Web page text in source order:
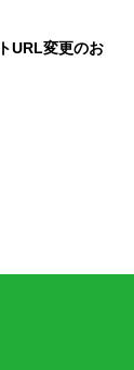
URL変更のお